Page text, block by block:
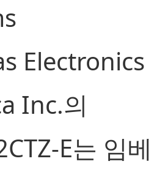
Electronics
Inc.의
E는 임